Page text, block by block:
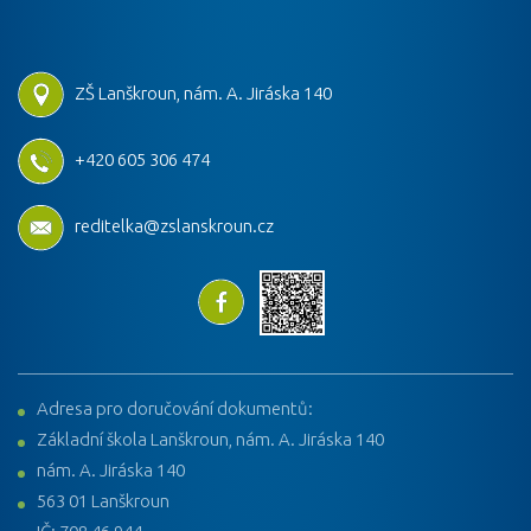
ZŠ Lanškroun, nám. A. Jiráska 140
+420 605 306 474
reditelka@zslanskroun.cz
Adresa pro doručování dokumentů:
Základní škola Lanškroun, nám. A. Jiráska 140
nám. A. Jiráska 140
563 01 Lanškroun